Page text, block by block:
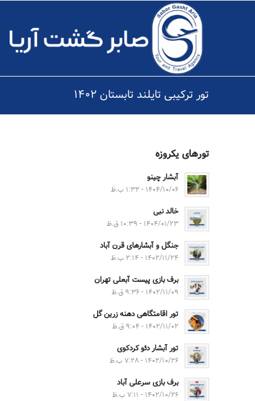
تور ترکیبی تایلند تابستان ۱۴۰۲
تورهای یکروزه
آبشار چینو
۱۴۰۴/۱۰/۰۶ - ۱:۳۲ ب.ظ
خالد نبی
۱۴۰۴/۰۱/۲۳ - ۱۰:۳۹ ق.ظ
جنگل و آبشارهای قرن آباد
۱۴۰۲/۱۱/۲۴ - ۲:۱۴ ب.ظ
برف بازی پیست آبعلی تهران
۱۴۰۲/۱۱/۰۹ - ۹:۳۶ ق.ظ
تور اقامتگاهی دهنه زرین گل
۱۴۰۲/۱۱/۰۲ - ۹:۰۴ ق.ظ
تور آبشار دئو کردکوی
۱۴۰۲/۱۰/۲۶ - ۷:۲۸ ب.ظ
برف بازی سرعلی آباد
۱۴۰۲/۱۰/۲۶ - ۷:۱۱ ب.ظ